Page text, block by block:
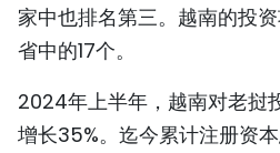
ENGLISH
РУССКИЙ
家中也排名第三。越南的投
省中的17个。
2024年上半年，越南对老挝
增长35%。迄今累计注册资